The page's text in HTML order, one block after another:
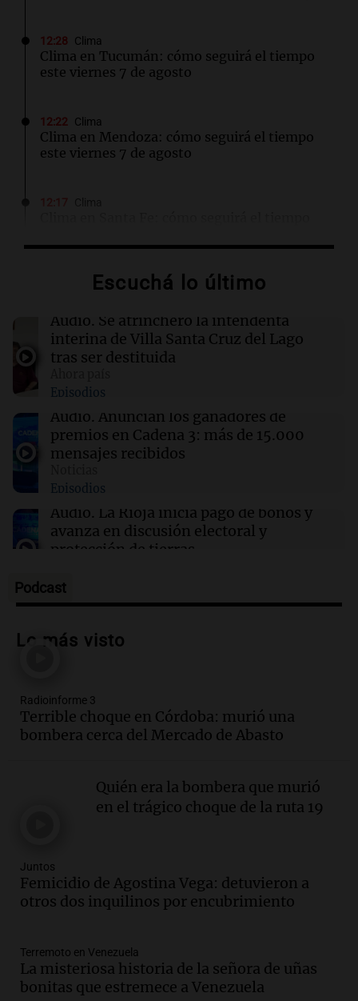
12:28 Clima
Clima en Tucumán: cómo seguirá el tiempo
este viernes 7 de agosto
12:22 Clima
Clima en Mendoza: cómo seguirá el tiempo
este viernes 7 de agosto
Juntos
Santa Cruz del Lago y se atrincheró
12:13 Sociedad
números ganadores de hoy viernes 7 de
agosto.
12:11 Clima
viernes 7 de agosto
Escuchá lo último
Audio. Se atrincheró la intendenta
interina de Villa Santa Cruz del Lago
tras ser destituida
Episodios
Audio. Anuncian los ganadores de
premios en Cadena 3: más de 15.000
mensajes recibidos
Episodios
Audio. La Rioja inicia pago de bonos y
avanza en discusión electoral y
protección de tierras
Episodios
Audio.Los Tekis presentaron
carnaval el estudio de Cadena 3
Audio.La Expo La Bulaye 2026
comienza con sorpresas y grandes
premios para los visitantes
Córdoba: destituyeron a la
intendenta interina de Villa Santa Cruz
Episodios
Audio.Clases de tango y milonga en la
Confitería El Oriental: una propuesta
Noticias
Episodios
Audio.Más de la mitad de la población
Podcast
Lo más visto
Radioinforme 3
Terrible choque en Córdoba: murió una
bombera cerca del Mercado de Abasto
Quién era la bombera que murió
en el trágico choque de la ruta 19
Juntos
Femicidio de Agostina Vega: detuvieron a
otros dos inquilinos por encubrimiento
Terremoto en Venezuela
La misteriosa historia de la señora de uñas
bonitas que estremece a Venezuela